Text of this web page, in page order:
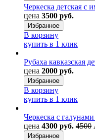
Черкеска детская с
цена 3500 руб.
Избранное
В корзину
купить в 1 клик
Рубаха кавказская
цена 2000 руб.
Избранное
В корзину
купить в 1 клик
Черкеска с
цена 4300 руб. 4500
Избранное